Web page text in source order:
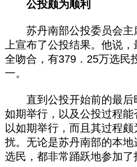
公投颇为顺利
苏丹南部公投委员会主
上宣布了公投结果。他说
全吻合，有379．25万选民
一。
直到公投开始前的最后
如期举行，以及公投过程
以如期举行，而且其过程
扰。无论是苏丹南部的本
选民，都非常踊跃地参加